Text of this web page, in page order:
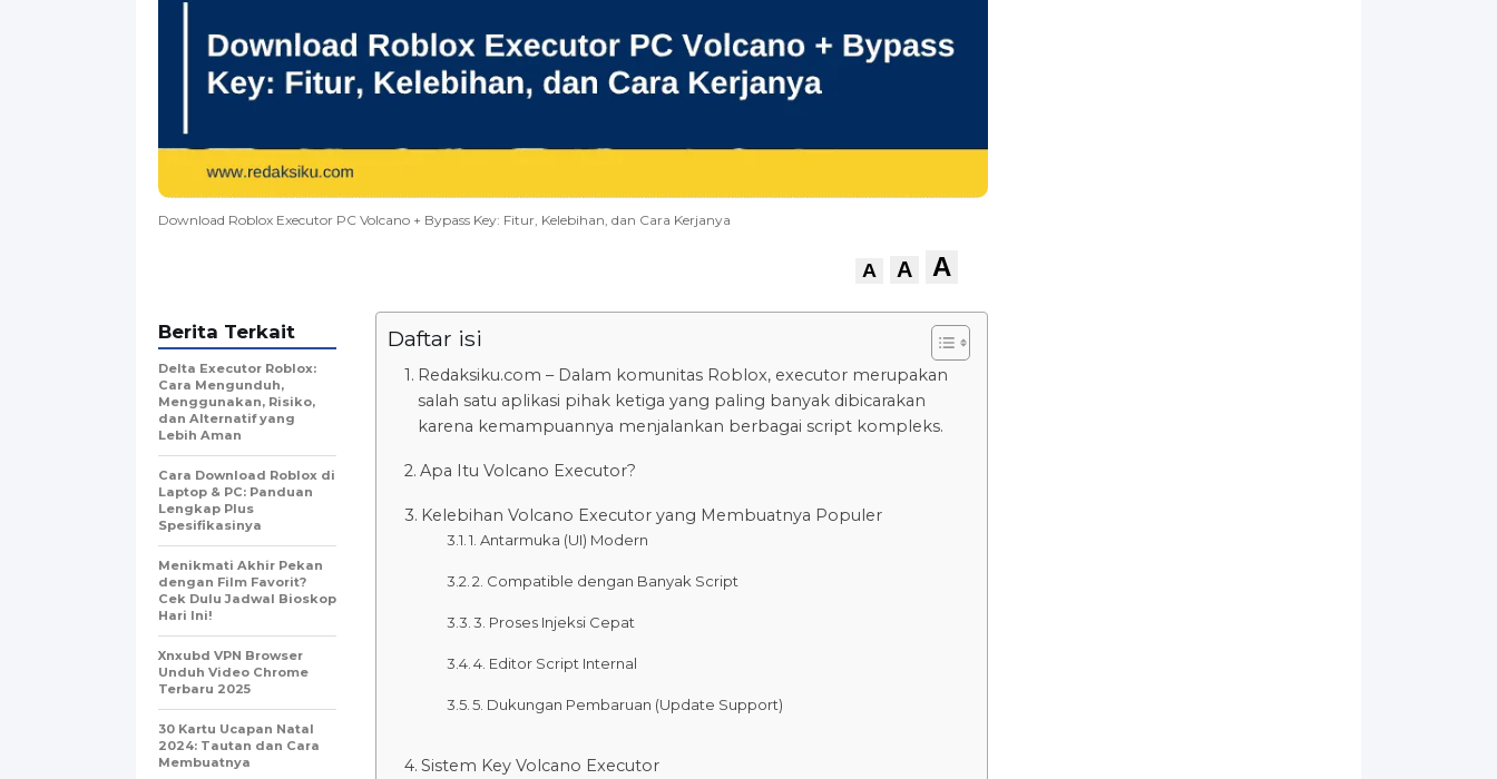
Download Roblox Executor PC Volcano + Bypass Key: Fitur, Kelebihan, dan Cara Kerjanya
A A A
Daftar isi
Redaksiku.com – Dalam komunitas Roblox, executor merupakan
salah satu aplikasi pihak ketiga yang paling banyak dibicarakan
karena kemampuannya menjalankan berbagai script kompleks.
Apa Itu Volcano Executor?
Kelebihan Volcano Executor yang Membuatnya Populer
1. Antarmuka (UI) Modern
2. Compatible dengan Banyak Script
3. Proses Injeksi Cepat
4. Editor Script Internal
5. Dukungan Pembaruan (Update Support)
Sistem Key Volcano Executor
Berita Terkait
Delta Executor Roblox:
Cara Mengunduh,
Menggunakan, Risiko,
dan Alternatif yang
Lebih Aman
Cara Download Roblox di
Laptop & PC: Panduan
Lengkap Plus
Spesifikasinya
Menikmati Akhir Pekan
dengan Film Favorit?
Cek Dulu Jadwal Bioskop
Hari Ini!
Xnxubd VPN Browser
Unduh Video Chrome
Terbaru 2025
30 Kartu Ucapan Natal
2024: Tautan dan Cara
Membuatnya